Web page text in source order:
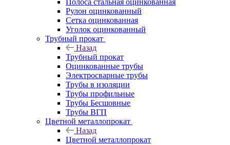
Полоса стальная оцинкованная
Рулон оцинкованный
Сетка оцинкованная
Уголок оцинкованный
Трубный прокат
Назад
Трубный прокат
Оцинкованные трубы
Электросварные трубы
Трубы в изоляции
Трубы профильные
Трубы Бесшовные
Трубы ВГП
Цветной металлопрокат
Назад
Цветной металлопрокат